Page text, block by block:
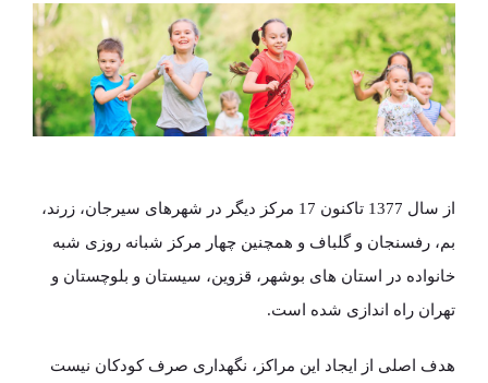
از سال 1377 تاکنون 17 مرکز دیگر در شهرهای سیرجان، زرند،
بم، رفسنجان و گلباف و همچنین چهار مرکز شبانه روزی شبه
خانواده در استان های بوشهر، قزوین، سیستان و بلوچستان و
تهران راه اندازی شده است.
هدف اصلی از ایجاد این مراکز، نگهداری صرف کودکان نیست